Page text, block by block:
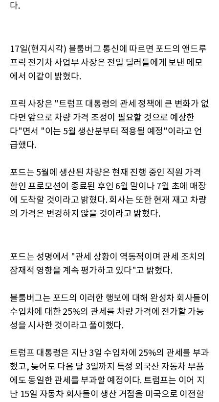
다.
17일(현지시각) 블룸버그 통신에 따르면 포드의 앤드루
프릭 전기차 사업부 사장은 전일 딜러들에게 보낸 메모
에서 이같이 밝혔다.
프릭 사장은 "트럼프 대통령의 관세 정책에 큰 변화가 없
다면 앞으로 차량 가격 조정이 필요할 것으로 예상한
다"면서 "이는 5월 생산분부터 적용될 예정"이라고 언
급했다.
포드는 5월에 생산된 차량은 현재 진행 중인 직원 가격
할인 프로모션이 종료된 후인 6월 말이나 7월 초에 매장
에 도착할 것이라고 밝혔다. 회사는 또한 현재 재고 차량
의 가격은 변경하지 않을 것이라고 밝혔다.
포드는 성명에서 "관세 상황이 역동적이며 관세 조치의
잠재적 영향을 계속 평가하고 있다"고 밝혔다.
블룸버그는 포드의 이러한 행보에 대해 완성차 회사들이
수입차에 대한 25%의 관세를 차량 가격에 전가할 가능
성을 시사한 것이라고 풀이했다.
트럼프 대통령은 지난 3일 수입차에 25%의 관세를 부과
했고, 늦어도 다음 달 3일까지 특정 외국산 자동차 부품
에도 동일한 관세를 부과할 예정이다. 트럼프는 이어 지
난 15일 자동차 회사들이 생산 거점을 미국으로 이전할